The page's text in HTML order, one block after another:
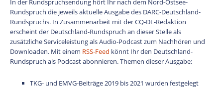
In der Rundspruchsendung hört Ihr nach dem Nord-Ostsee-
Rundspruch die jeweils aktuelle Ausgabe des DARC-Deutschland-
Rundspruchs. In Zusammenarbeit mit der CQ-DL-Redaktion
erscheint der Deutschland-Rundspruch an dieser Stelle als
zusätzliche Serviceleistung als Audio-Podcast zum Nachhören und
Downloaden. Mit einem RSS-Feed könnt Ihr den Deutschland-
Rundspruch als Podcast abonnieren. Themen dieser Ausgabe:
TKG- und EMVG-Beiträge 2019 bis 2021 wurden festgelegt